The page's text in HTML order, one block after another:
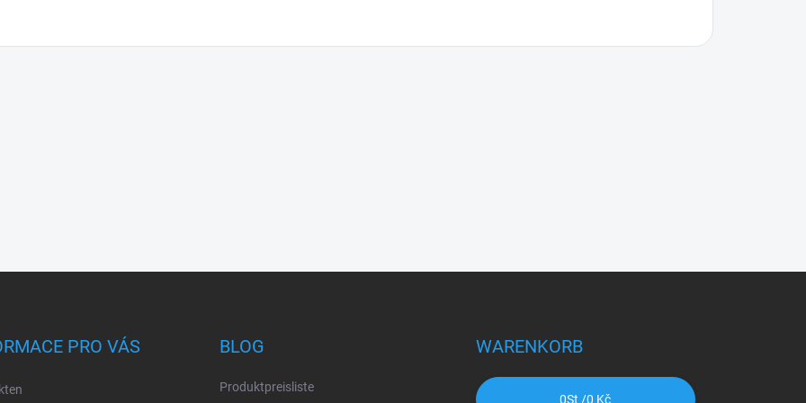
PRO VÁS BLOG
Produktpreisliste
WARENKORB
0St /0 Kč